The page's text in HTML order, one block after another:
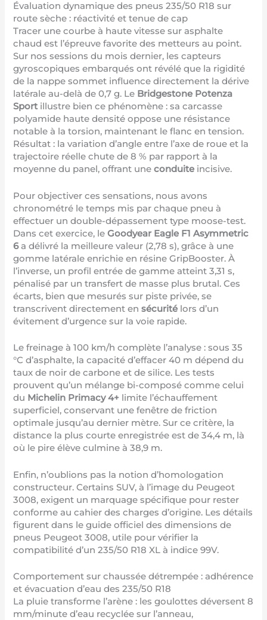
Évaluation dynamique des pneus 235/50 R18 sur
route sèche : réactivité et tenue de cap
Tracer une courbe à haute vitesse sur asphalte
chaud est l’épreuve favorite des metteurs au point.
Sur nos sessions du mois dernier, les capteurs
gyroscopiques embarqués ont révélé que la rigidité
de la nappe sommet influence directement la dérive
latérale au-delà de 0,7 g. Le Bridgestone Potenza
Sportillustre bien ce phénomène : sa carcasse
polyamide haute densité oppose une résistance
notable à la torsion, maintenant le flanc en tension.
Résultat : la variation d’angle entre l’axe de roue et la
trajectoire réelle chute de 8 % par rapport à la
moyenne du panel, offrant uneconduite incisive.
Pour objectiver ces sensations, nous avons
chronométré le temps mis par chaque pneu à
effectuer un double-dépassement type moose-test.
Dans cet exercice, leGoodyear Eagle F1 Asymmetric
6a délivré la meilleure valeur (2,78 s), grâce à une
gomme latérale enrichie en résine GripBooster. À
l’inverse, un profil entrée de gamme atteint 3,31 s,
pénalisé par un transfert de masse plus brutal. Ces
écarts, bien que mesurés sur piste privée, se
transcrivent directement ensécurité lors d’un
évitement d’urgence sur la voie rapide.
Le freinage à 100 km/h complète l’analyse : sous 35
°C d’asphalte, la capacité d’effacer 40 m dépend du
taux de noir de carbone et de silice. Les tests
prouvent qu’un mélange bi-composé comme celui
du Michelin Primacy 4+ limite l’échauffement
superficiel, conservant une fenêtre de friction
optimale jusqu’au dernier mètre. Sur ce critère, la
distance la plus courte enregistrée est de 34,4 m, là
où le pire élève culmine à 38,9 m.
Enfin, n’oublions pas la notion d’homologation
constructeur. Certains SUV, à l’image du Peugeot
3008, exigent un marquage spécifique pour rester
conforme au cahier des charges d’origine. Les détails
figurent dans le guide officiel desdimensions de
pneus Peugeot 3008, utile pour vérifier la
compatibilité d’un 235/50 R18 XL à indice 99V.
Comportement sur chaussée détrempée : adhérence
et évacuation d’eau des 235/50 R18
La pluie transforme l’arène : les goulottes déversent 8
mm/minute d’eau recyclée sur l’anneau,